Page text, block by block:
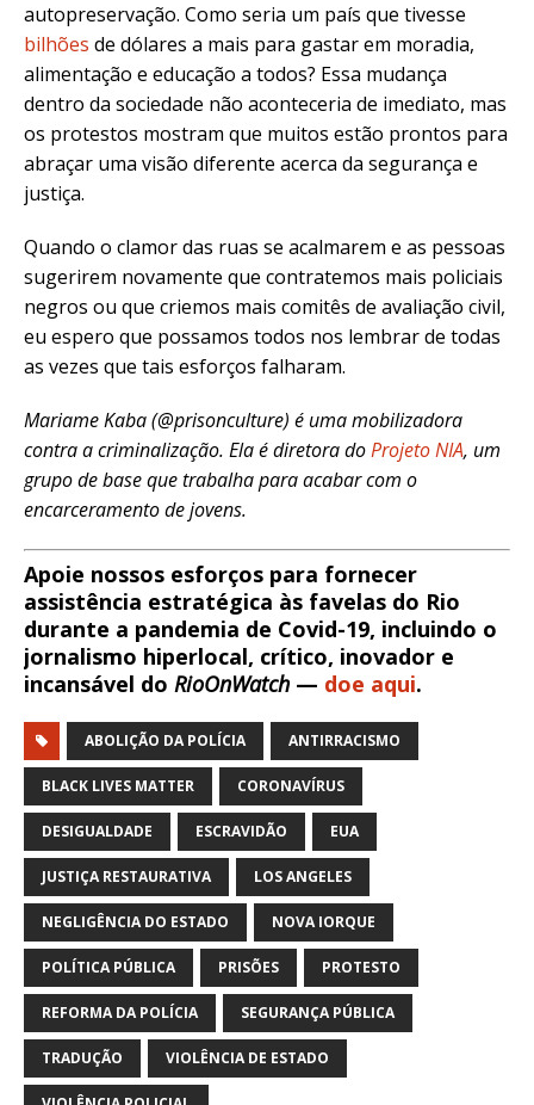
autopreservação. Como seria um país que tivesse
bilhões de dólares a mais para gastar em moradia,
alimentação e educação a todos? Essa mudança
dentro da sociedade não aconteceria de imediato, mas
os protestos mostram que muitos estão prontos para
abraçar uma visão diferente acerca da segurança e
justiça.
Quando o clamor das ruas se acalmarem e as pessoas
sugerirem novamente que contratemos mais policiais
negros ou que criemos mais comitês de avaliação civil,
eu espero que possamos todos nos lembrar de todas
as vezes que tais esforços falharam.
Mariame Kaba (@prisonculture) é uma mobilizadora
contra a criminalização. Ela é diretora doProjeto NIA, um
grupo de base que trabalha para acabar com o
encarceramento de jovens.
Apoie nossos esforços para fornecer
assistência estratégica às favelas do Rio
durante a pandemia de Covid-19, incluindo o
jornalismo hiperlocal, crítico, inovador e
incansável do RioOnWatch — doe aqui.
ABOLIÇÃO DA POLÍCIA ANTIRRACISMO
BLACK LIVES MATTER CORONAVÍRUS
DESIGUALDADE ESCRAVIDÃO EUA
JUSTIÇA RESTAURATIVA LOS ANGELES
NEGLIGÊNCIA DO ESTADO NOVA IORQUE
POLÍTICA PÚBLICA PRISÕES PROTESTO
REFORMA DA POLÍCIA SEGURANÇA PÚBLICA
TRADUÇÃO VIOLÊNCIA DE ESTADO